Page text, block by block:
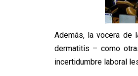
Además, la vocera de
dermatitis – como
incertidumbre laboral